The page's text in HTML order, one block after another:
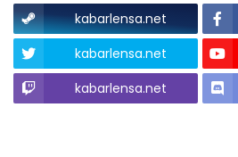
kabarlensa.net
kabarlensa.net
kabarlensa.net